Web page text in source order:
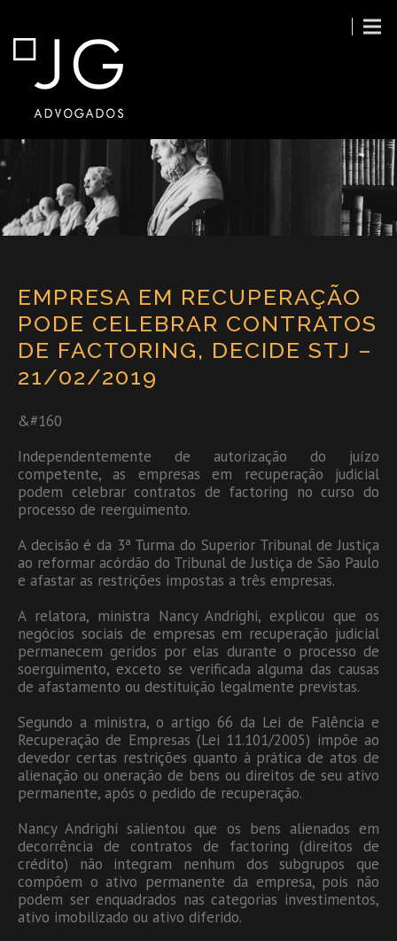
EMPRESA EM RECUPERAÇÃO
PODE CELEBRAR CONTRATOS
DE FACTORING, DECIDE STJ –
21/02/2019
&#160
Independentemente de autorização do juízo
competente, as empresas em recuperação judicial
podem celebrar contratos de factoring no curso do
processo de reerguimento.
A decisão é da 3ª Turma do Superior Tribunal de Justiça
ao reformar acórdão do Tribunal de Justiça de São Paulo
e afastar as restrições impostas a três empresas.
A relatora, ministra Nancy Andrighi, explicou que os
negócios sociais de empresas em recuperação judicial
permanecem geridos por elas durante o processo de
soerguimento, exceto se verificada alguma das causas
de afastamento ou destituição legalmente previstas.
Segundo a ministra, o artigo 66 da Lei de Falência e
Recuperação de Empresas (Lei 11.101/2005) impõe ao
devedor certas restrições quanto à prática de atos de
alienação ou oneração de bens ou direitos de seu ativo
permanente, após o pedido de recuperação.
Nancy Andrighi salientou que os bens alienados em
decorrência de contratos de factoring (direitos de
crédito) não integram nenhum dos subgrupos que
compõem o ativo permanente da empresa, pois não
podem ser enquadrados nas categorias investimentos,
ativo imobilizado ou ativo diferido.